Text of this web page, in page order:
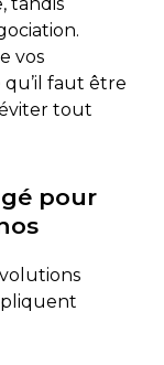
vos
faut être
tout
pour